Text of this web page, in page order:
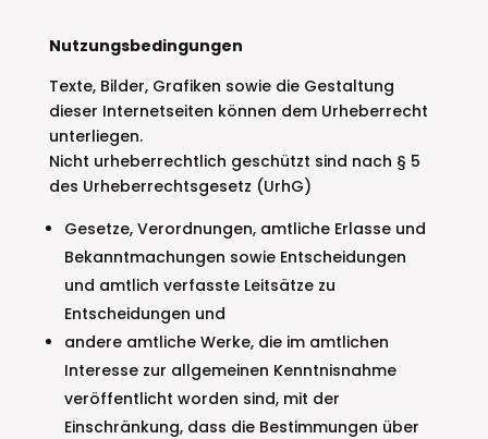
Nutzungsbedingungen
Texte, Bilder, Grafiken sowie die Gestaltung
dieser Internetseiten können dem Urheberrecht
unterliegen.
Nicht urheberrechtlich geschützt sind nach § 5
des Urheberrechtsgesetz (UrhG)
Gesetze, Verordnungen, amtliche Erlasse und
Bekanntmachungen sowie Entscheidungen
und amtlich verfasste Leitsätze zu
Entscheidungen und
andere amtliche Werke, die im amtlichen
Interesse zur allgemeinen Kenntnisnahme
veröffentlicht worden sind, mit der
Einschränkung, dass die Bestimmungen über